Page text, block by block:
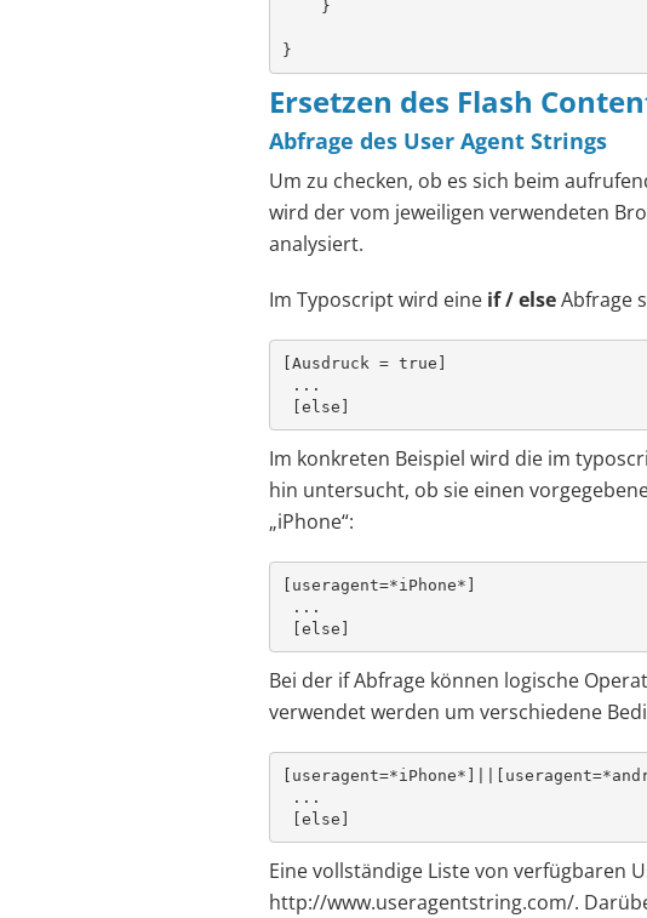
}
}
Ersetzen des Flash
Abfrage des User Agent Strings
Um zu checken, ob es sich beim
wird der vom jeweiligen verwendeten
analysiert.
Im Typoscript wird eine if / elseAbfrage
[Ausdruck = true]
...
[else]
Im konkreten Beispiel wird die im
hin untersucht, ob sie einen
„iPhone“:
[useragent=*iPhone*]
...
[else]
Bei der if Abfrage können logische
verwendet werden um verschiedene
...
[else]
Eine vollständige Liste von verfügbaren
http://www.useragentstring.com/.